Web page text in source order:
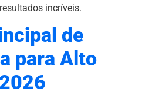
incríveis.
de
para Alto